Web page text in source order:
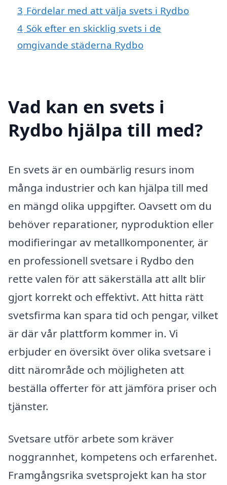
3 Fördelar med att välja svets i Rydbo
4 Sök efter en skicklig svets i de
omgivande städerna Rydbo
Vad kan en svets i
Rydbo hjälpa till med?
En svets är en oumbärlig resurs inom
många industrier och kan hjälpa till med
en mängd olika uppgifter. Oavsett om du
behöver reparationer, nyproduktion eller
modifieringar av metallkomponenter, är
en professionell svetsare i Rydbo den
rette valen för att säkerställa att allt blir
gjort korrekt och effektivt. Att hitta rätt
svetsfirma kan spara tid och pengar, vilket
är där vår plattform kommer in. Vi
erbjuder en översikt över olika svetsare i
ditt närområde och möjligheten att
beställa offerter för att jämföra priser och
tjänster.
Svetsare utför arbete som kräver
noggrannhet, kompetens och erfarenhet.
Framgångsrika svetsprojekt kan ha stor